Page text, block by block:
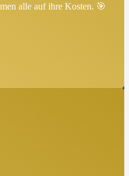
alle auf ihre Kosten. 🎯